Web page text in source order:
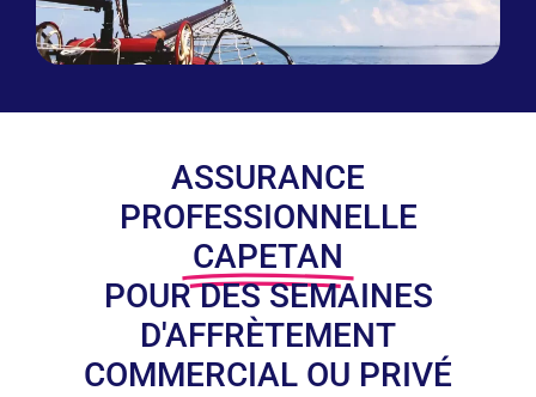
ASSURANCE
PROFESSIONNELLE
CAPETAN
POUR DES SEMAINES
D'AFFRÈTEMENT
COMMERCIAL OU PRIVÉ